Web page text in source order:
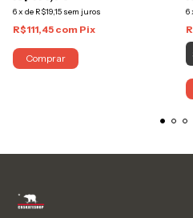
6x de R$19,15 sem juros
R$111,45 com Pix
Comprar
6